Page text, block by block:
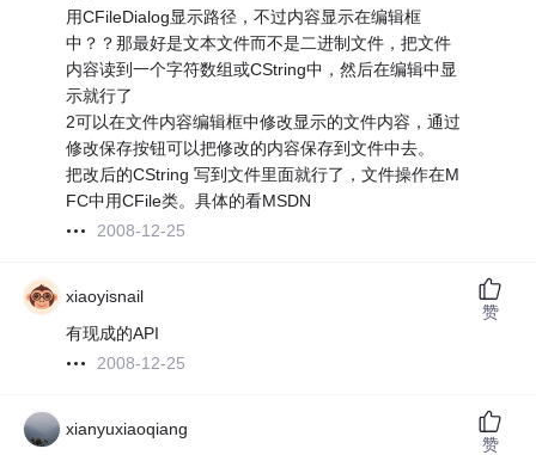
用CFileDialog显示路径，不过内容显示在编辑框
中？？那最好是文本文件而不是二进制文件，把文件
内容读到一个字符数组或CString中，然后在编辑中显
示就行了
2可以在文件内容编辑框中修改显示的文件内容，通过
修改保存按钮可以把修改的内容保存到文件中去。
把改后的CString 写到文件里面就行了，文件操作在M
FC中用CFile类。具体的看MSDN
2008-12-25
xiaoyisnail
有现成的API
2008-12-25
赞
xianyuxiaoqiang
赞